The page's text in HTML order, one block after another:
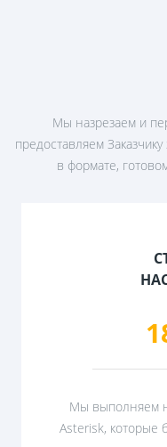
Мы назрезаем и
предоставляем
в формате,
Мы выполняем
Asterisk, которые